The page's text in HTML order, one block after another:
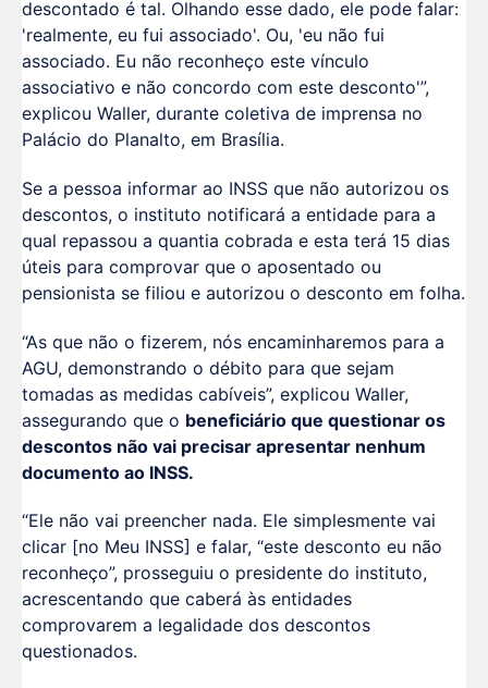
descontado é tal. Olhando esse dado, ele pode falar:
'realmente, eu fui associado'. Ou, 'eu não fui
associado. Eu não reconheço este vínculo
associativo e não concordo com este desconto'”,
explicou Waller, durante coletiva de imprensa no
Palácio do Planalto, em Brasília.
Se a pessoa informar ao INSS que não autorizou os
descontos, o instituto notificará a entidade para a
qual repassou a quantia cobrada e esta terá 15 dias
úteis para comprovar que o aposentado ou
pensionista se filiou e autorizou o desconto em folha.
“As que não o fizerem, nós encaminharemos para a
AGU, demonstrando o débito para que sejam
tomadas as medidas cabíveis”, explicou Waller,
assegurando que o beneficiário que questionar os
descontos não vai precisar apresentar nenhum
documento ao INSS.
“Ele não vai preencher nada. Ele simplesmente vai
clicar [no Meu INSS] e falar, “este desconto eu não
reconheço”, prosseguiu o presidente do instituto,
acrescentando que caberá às entidades
comprovarem a legalidade dos descontos
questionados.